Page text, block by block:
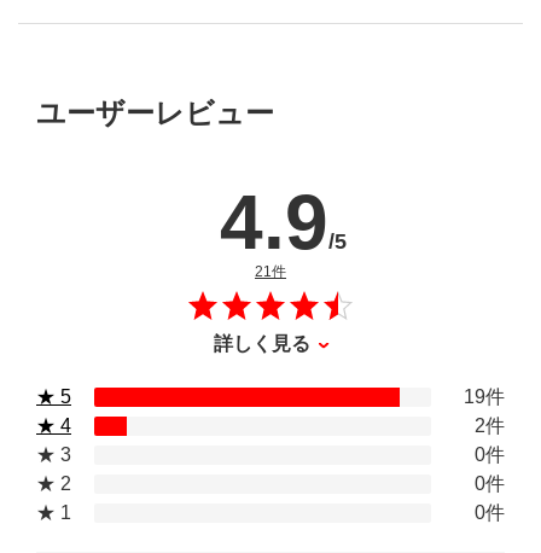
ユーザーレビュー
21件のレビュー
4.9/5
詳しく見る
★ 5
19件
★ 4
2件
★ 3
0件
★ 2
0件
★ 1
0件